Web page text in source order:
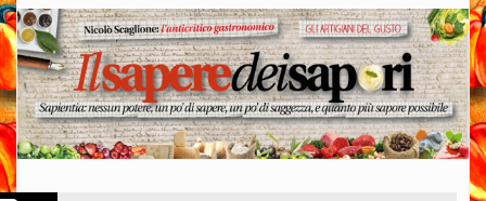
sonodel
gusto
del
gusto
del
gusto